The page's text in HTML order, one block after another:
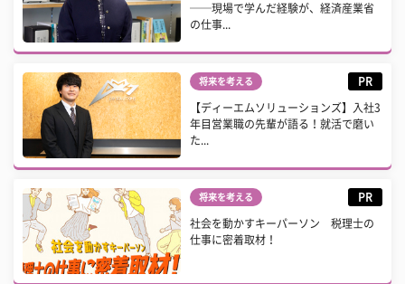
──現場で学んだ経験が、経済産業省
の仕事...
将来を考える PR
【ディーエムソリューションズ】入社3
年目営業職の先輩が語る！就活で磨い
た...
将来を考える PR
社会を動かすキーパーソン 税理士の
仕事に密着取材！